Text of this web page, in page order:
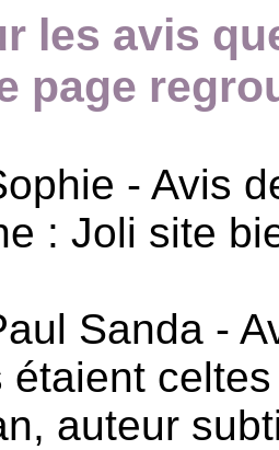
les avis
page
- Avis
: Joli site
Sanda -
étaient
auteur